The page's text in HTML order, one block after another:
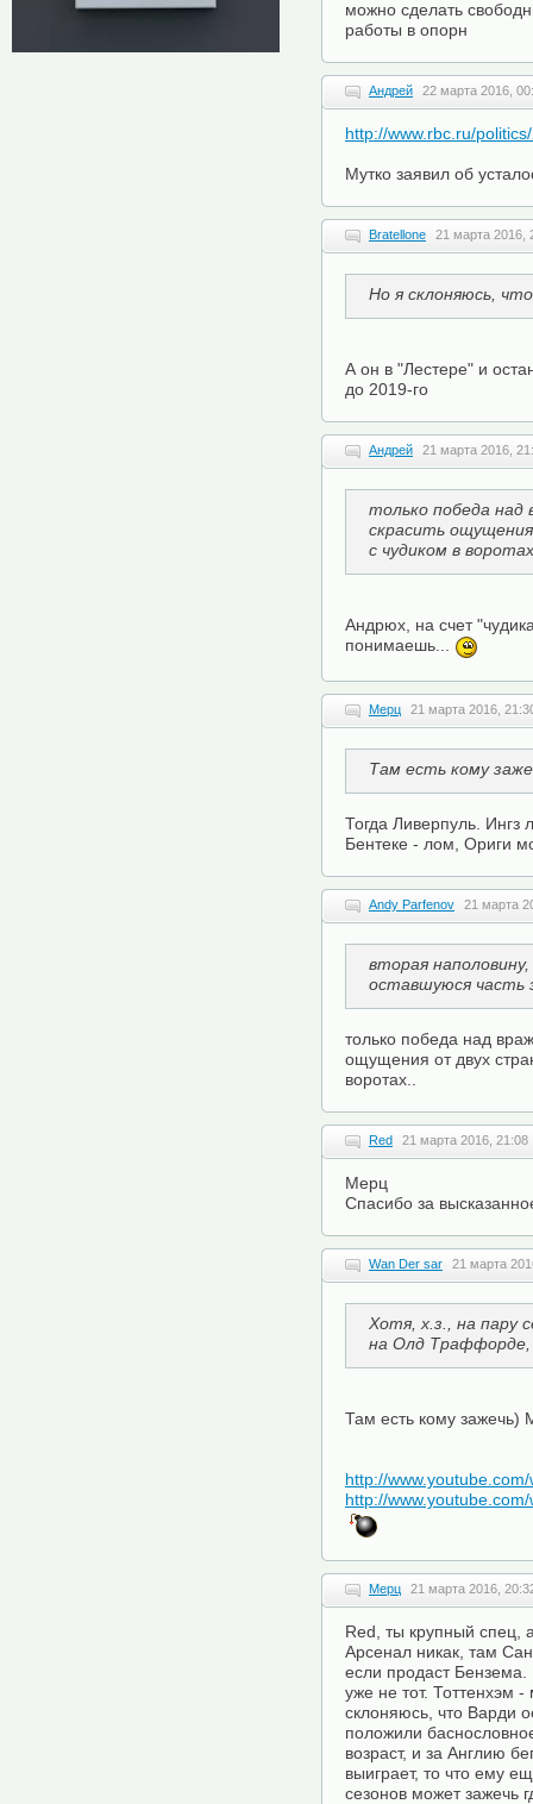
можно сделать
работы в опорн
Андрей 22 марта 2016,
http://www.rbc.ru/
Мутко заявил об
Bratellone 21 марта 2016,
Но я склоняюсь,
А он в "Лестере" и
до 2019-го
Андрей 21 марта 2016,
только победа над
скрасить
с чудиком в
Андрюх, на счет
понимаешь...
Мерц 21 марта 2016,
Там есть кому
Тогда Ливерпуль. Ингз
Бентеке - лом, Ориги
Andy Parfenov 21 марта
вторая
оставшуюся часть
только победа над
ощущения от двух
воротах..
Red 21 марта 2016, 21:08
Мерц
Спасибо за
Wan Der sar 21 марта
Хотя, х.з., на пару
на Олд Траффорде,
Там есть кому
http://
http://
Мерц 21 марта 2016,
Red, ты крупный спец,
Арсенал никак, там
если продаст
уже не тот. Тоттенхэм
склоняюсь, что Варди
положили
возраст, и за Англию
выиграет, то что ему
сезонов может зажечь